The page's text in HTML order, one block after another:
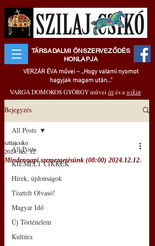
TÁRSADALMI ÖNSZERVEZŐDÉS
HONLAPJA
VERZÁR ÉVA művei – „Hogy valami nyomot
hagyjak magam után..."
VARGA DOMOKOS GYÖRGY művei ittés awikin
Bejegyzés
All Posts
KIEMELT CIKKEK
Hírek, újdonságok
Tisztelt Olvasó!
Magyar Idő
Új Történelem
Kultúra
All Posts
Mindennapi szemezgetésünk (08:00) 2024.12.12.
szilajcsiko
2024. dec. 12.